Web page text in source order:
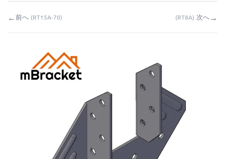
ダウンロード
マイ問い合わせ
←前へ (RT15A-70) (RT8A) 次へ→